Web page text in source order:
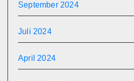
September 2024
Juli 2024
April 2024